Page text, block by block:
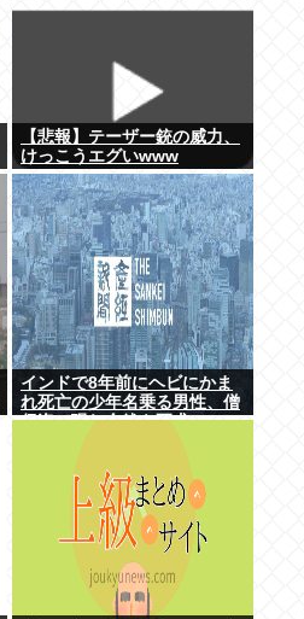
【悲報】テーザー銃の威力、
けっこうエグいwww
インドで8年前にヘビにかま
れ死亡の少年名乗る男性、僧
侶姿で現れ金銭を要求